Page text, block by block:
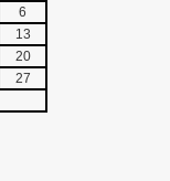
6
13
20
27